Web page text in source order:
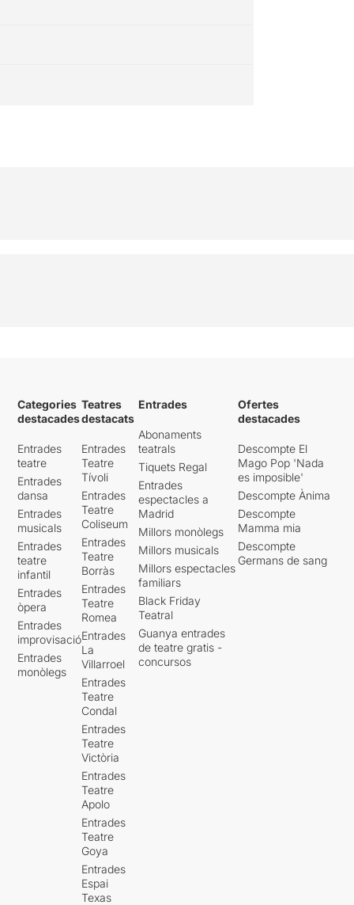
Categories
destacades
Entrades
teatre
Entrades
dansa
Entrades
musicals
Entrades
teatre
infantil
Entrades
òpera
Entrades
improvisació
Entrades
monòlegs
Teatres
destacats
Entrades
Teatre
Tívoli
Entrades
Teatre
Coliseum
Entrades
Teatre
Borràs
Entrades
Teatre
Romea
Entrades
La
Villarroel
Entrades
Teatre
Condal
Entrades
Teatre
Victòria
Entrades
Teatre
Apolo
Entrades
Teatre
Goya
Entrades
Espai
Texas
Entrades
Abonaments
teatrals
Tiquets Regal
Entrades
espectacles a
Madrid
Millors monòlegs
Millors musicals
Millors espectacles
familiars
Black Friday
Teatral
Guanya entrades
de teatre gratis -
concursos
Ofertes
destacades
Descompte El
Mago Pop 'Nada
es imposible'
Descompte Ànima
Descompte
Mamma mia
Descompte
Germans de sang